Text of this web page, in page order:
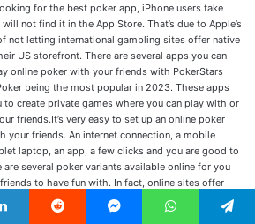
:
for the best poker app, iPhone users take
will not find it in the App Store. That’s due to Apple’s
not letting international gambling sites offer native
US storefront. There are several apps you can
online poker with your friends with PokerStars
being the most popular in 2023. These apps
to create private games where you can play with or
friends.It’s very easy to set up an online poker
your friends. An internet connection, a mobile
laptop, an app, a few clicks and you are good to
are several poker variants available online for you
to have fun with. In fact, online sites offer
than you’ll see live in casinos.
bbs/board.php?